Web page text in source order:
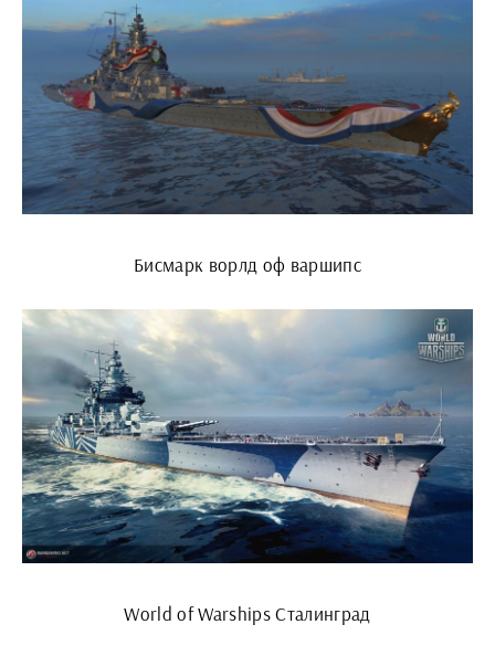
Бисмарк ворлд оф варшипс
World of Warships Сталинград